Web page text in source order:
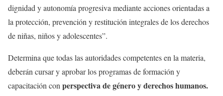
dignidad y autonomía progresiva mediante acciones orientadas a
la protección, prevención y restitución integrales de los derechos
de niñas, niños y adolescentes”.
Determina que todas las autoridades competentes en la materia,
deberán cursar y aprobar los programas de formación y
capacitación con perspectiva de género y derechos humanos.